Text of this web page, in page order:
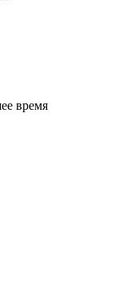
время